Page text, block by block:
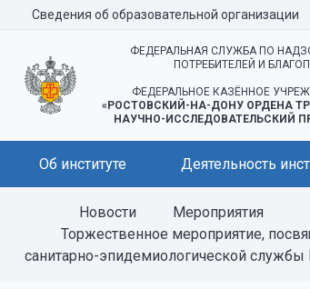
Сведения об образовательной организации
ФЕДЕРАЛЬНАЯ СЛУЖБА ПО
ПОТРЕБИТЕЛЕЙ И
ФЕДЕРАЛЬНОЕ КАЗЁННОЕ
«РОСТОВСКИЙ-НА-ДОНУ ОРДЕНА
НАУЧНО-ИССЛЕДОВАТЕЛЬСКИЙ
Об институте Деятельность
Новости
Мероприятия
Торжественное мероприятие,
санитарно-эпидемиологической службы